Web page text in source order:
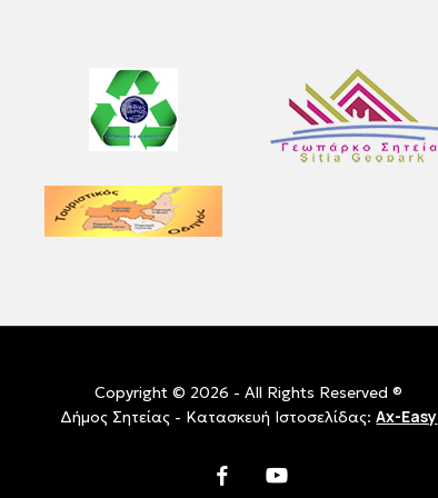
Copyright © 2026 - All Rights Reserved ®
Δήμος Σητείας - Κατασκευή Ιστοσελίδας:Ax-Easy
facebookyoutube